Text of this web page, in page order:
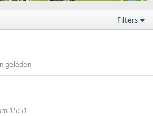
Filters
geleden
15:51